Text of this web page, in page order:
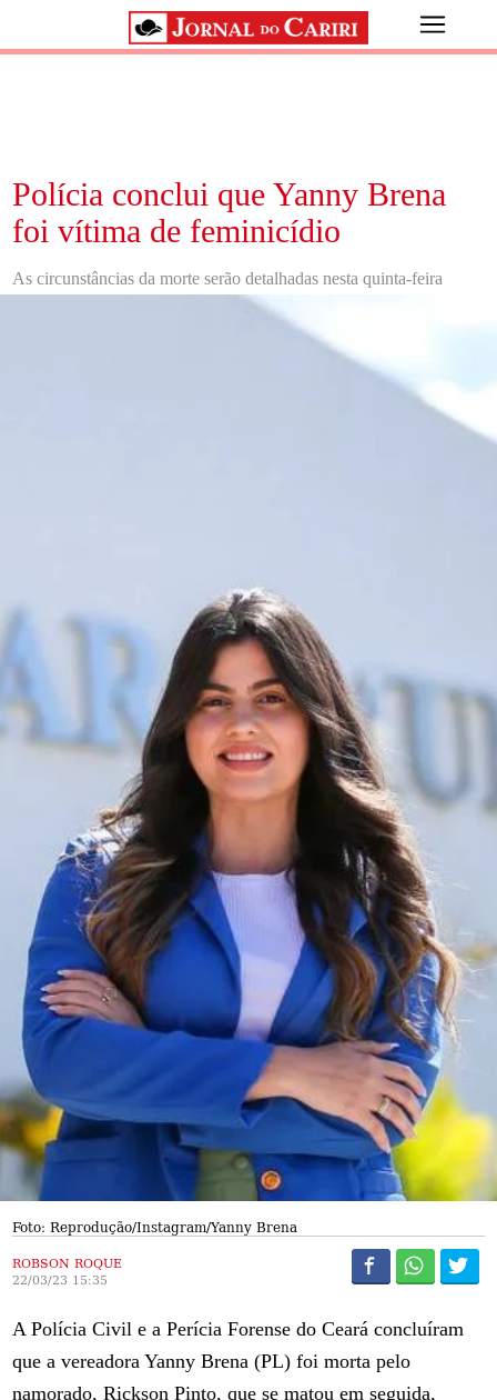
Polícia conclui que Yanny Brena
foi vítima de feminicídio
As circunstâncias da morte serão detalhadas nesta quinta-feira
Foto: Reprodução/Instagram/Yanny Brena
ROBSON ROQUE
22/03/23 15:35
A Polícia Civil e a Perícia Forense do Ceará concluíram
que a vereadora Yanny Brena (PL) foi morta pelo
namorado, Rickson Pinto, que se matou em seguida,